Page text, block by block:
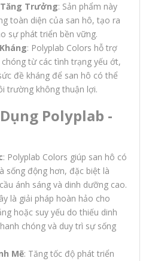
Trưởng: Sản phẩm này
toàn diện của san hô, tạo ra
sự phát triển bền vững.
: Polyplab Colors hỗ trợ
từ các tình trạng yếu ớt,
đề kháng để san hô có thể
trường không thuận lợi.
Polyplab -
: Polyplab Colors giúp san hô có
sống động hơn, đặc biệt là
ánh sáng và dinh dưỡng cao.
là giải pháp hoàn hảo cho
hoặc suy yếu do thiếu dinh
chóng và duy trì sự sống
Mẽ: Tăng tốc độ phát triển